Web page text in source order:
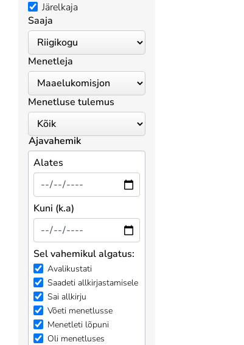
Järelkaja
Saaja
Menetleja
Menetluse tulemus
Ajavahemik
Alates
Kuni (k.a)
Sel vahemikul algatus:
Avalikustati
Saadeti allkirjastamisele
Sai allkirju
Võeti menetlusse
Menetleti lõpuni
Oli menetluses